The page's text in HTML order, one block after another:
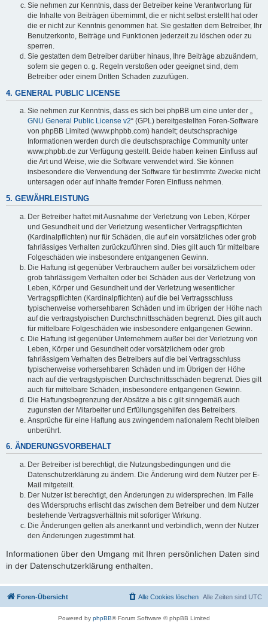
Sie nehmen zur Kenntnis, dass der Betreiber keine Verantwortung für
die Inhalte von Beiträgen übernimmt, die er nicht selbst erstellt hat oder
die er nicht zur Kenntnis genommen hat. Sie gestatten dem Betreiber, Ihr
Benutzerkonto, Beiträge und Funktionen jederzeit zu löschen oder zu
sperren.
Sie gestatten dem Betreiber darüber hinaus, Ihre Beiträge abzuändern,
sofern sie gegen o. g. Regeln verstoßen oder geeignet sind, dem
Betreiber oder einem Dritten Schaden zuzufügen.
4. GENERAL PUBLIC LICENSE
Sie nehmen zur Kenntnis, dass es sich bei phpBB um eine unter der „
GNU General Public License v2“ (GPL) bereitgestellten Foren-Software
von phpBB Limited (www.phpbb.com) handelt; deutschsprachige
Informationen werden durch die deutschsprachige Community unter
www.phpbb.de zur Verfügung gestellt. Beide haben keinen Einfluss auf
die Art und Weise, wie die Software verwendet wird. Sie können
insbesondere die Verwendung der Software für bestimmte Zwecke nicht
untersagen oder auf Inhalte fremder Foren Einfluss nehmen.
5. GEWÄHRLEISTUNG
Der Betreiber haftet mit Ausnahme der Verletzung von Leben, Körper
und Gesundheit und der Verletzung wesentlicher Vertragspflichten
(Kardinalpflichten) nur für Schäden, die auf ein vorsätzliches oder grob
fahrlässiges Verhalten zurückzuführen sind. Dies gilt auch für mittelbare
Folgeschäden wie insbesondere entgangenen Gewinn.
Die Haftung ist gegenüber Verbrauchern außer bei vorsätzlichem oder
grob fahrlässigem Verhalten oder bei Schäden aus der Verletzung von
Leben, Körper und Gesundheit und der Verletzung wesentlicher
Vertragspflichten (Kardinalpflichten) auf die bei Vertragsschluss
typischerweise vorhersehbaren Schäden und im übrigen der Höhe nach
auf die vertragstypischen Durchschnittsschäden begrenzt. Dies gilt auch
für mittelbare Folgeschäden wie insbesondere entgangenen Gewinn.
Die Haftung ist gegenüber Unternehmern außer bei der Verletzung von
Leben, Körper und Gesundheit oder vorsätzlichem oder grob
fahrlässigem Verhalten des Betreibers auf die bei Vertragsschluss
typischerweise vorhersehbaren Schäden und im Übrigen der Höhe
nach auf die vertragstypischen Durchschnittsschäden begrenzt. Dies gilt
auch für mittelbare Schäden, insbesondere entgangenen Gewinn.
Die Haftungsbegrenzung der Absätze a bis c gilt sinngemäß auch
zugunsten der Mitarbeiter und Erfüllungsgehilfen des Betreibers.
Ansprüche für eine Haftung aus zwingendem nationalem Recht bleiben
unberührt.
6. ÄNDERUNGSVORBEHALT
Der Betreiber ist berechtigt, die Nutzungsbedingungen und die
Datenschutzerklärung zu ändern. Die Änderung wird dem Nutzer per E-
Mail mitgeteilt.
Der Nutzer ist berechtigt, den Änderungen zu widersprechen. Im Falle
des Widerspruchs erlischt das zwischen dem Betreiber und dem Nutzer
bestehende Vertragsverhältnis mit sofortiger Wirkung.
Die Änderungen gelten als anerkannt und verbindlich, wenn der Nutzer
den Änderungen zugestimmt hat.
Informationen über den Umgang mit Ihren persönlichen Daten sind
in der Datenschutzerklärung enthalten.
Foren-Übersicht Alle Zeiten sind UTC
Alle Cookies löschen
Powered by phpBB® Forum Software © phpBB Limited